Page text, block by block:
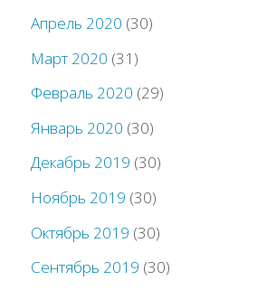
Апрель 2020 (30)
Март 2020 (31)
Февраль 2020 (29)
Январь 2020 (30)
Декабрь 2019 (30)
Ноябрь 2019 (30)
Октябрь 2019 (30)
Сентябрь 2019 (30)